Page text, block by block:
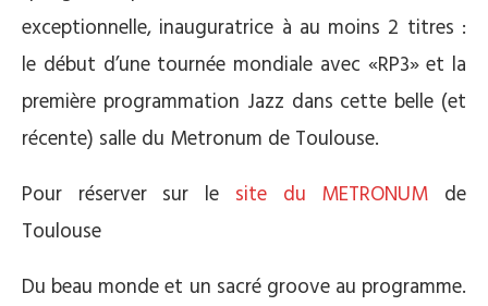
exceptionnelle, inauguratrice à au moins 2 titres :
le début d’une tournée mondiale avec «RP3» et la
première programmation Jazz dans cette belle (et
récente) salle du Metronum de Toulouse.
Pour réserver sur le site du METRONUM de
Toulouse
Du beau monde et un sacré groove au programme.